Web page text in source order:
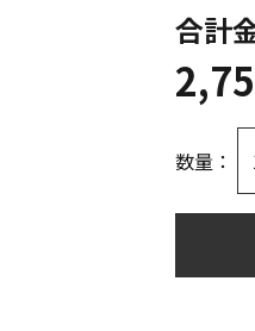
合計
数量：